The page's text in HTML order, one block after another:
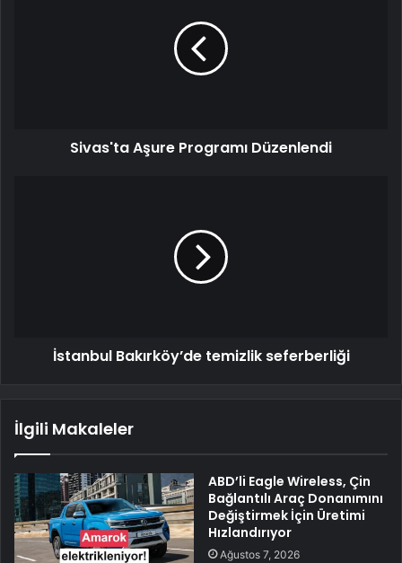
Sivas'ta Aşure Programı Düzenlendi
İstanbul Bakırköy’de temizlik seferberliği
İlgili Makaleler
ABD’li Eagle Wireless, Çin
Bağlantılı Araç Donanımını
Değiştirmek İçin Üretimi
Hızlandırıyor
Ağustos 7, 2026